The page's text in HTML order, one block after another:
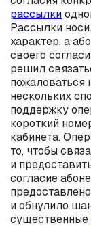
рассылки
Рассылки
характер, а
своего
решил
пожаловаться
нескольких
поддержку
короткий
кабинета.
то, чтобы
и
согласие
и обнулило
существенные